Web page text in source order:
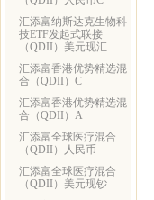
汇添富纳斯达克生物科
技ETF发起式联接
（QDII）美元现汇
汇添富香港优势精选混
合（QDII）C
汇添富香港优势精选混
合（QDII）A
汇添富全球医疗混合
（QDII）人民币
汇添富全球医疗混合
（QDII）美元现钞